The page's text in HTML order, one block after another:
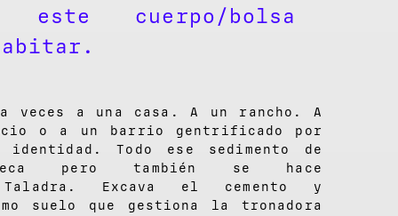
este cuerpo/bolsa
veces a una casa. A un rancho. A
o a un barrio gentrificado por
Todo ese sedimento de
pero también se hace
Excava el cemento y
suelo que gestiona la tronadora